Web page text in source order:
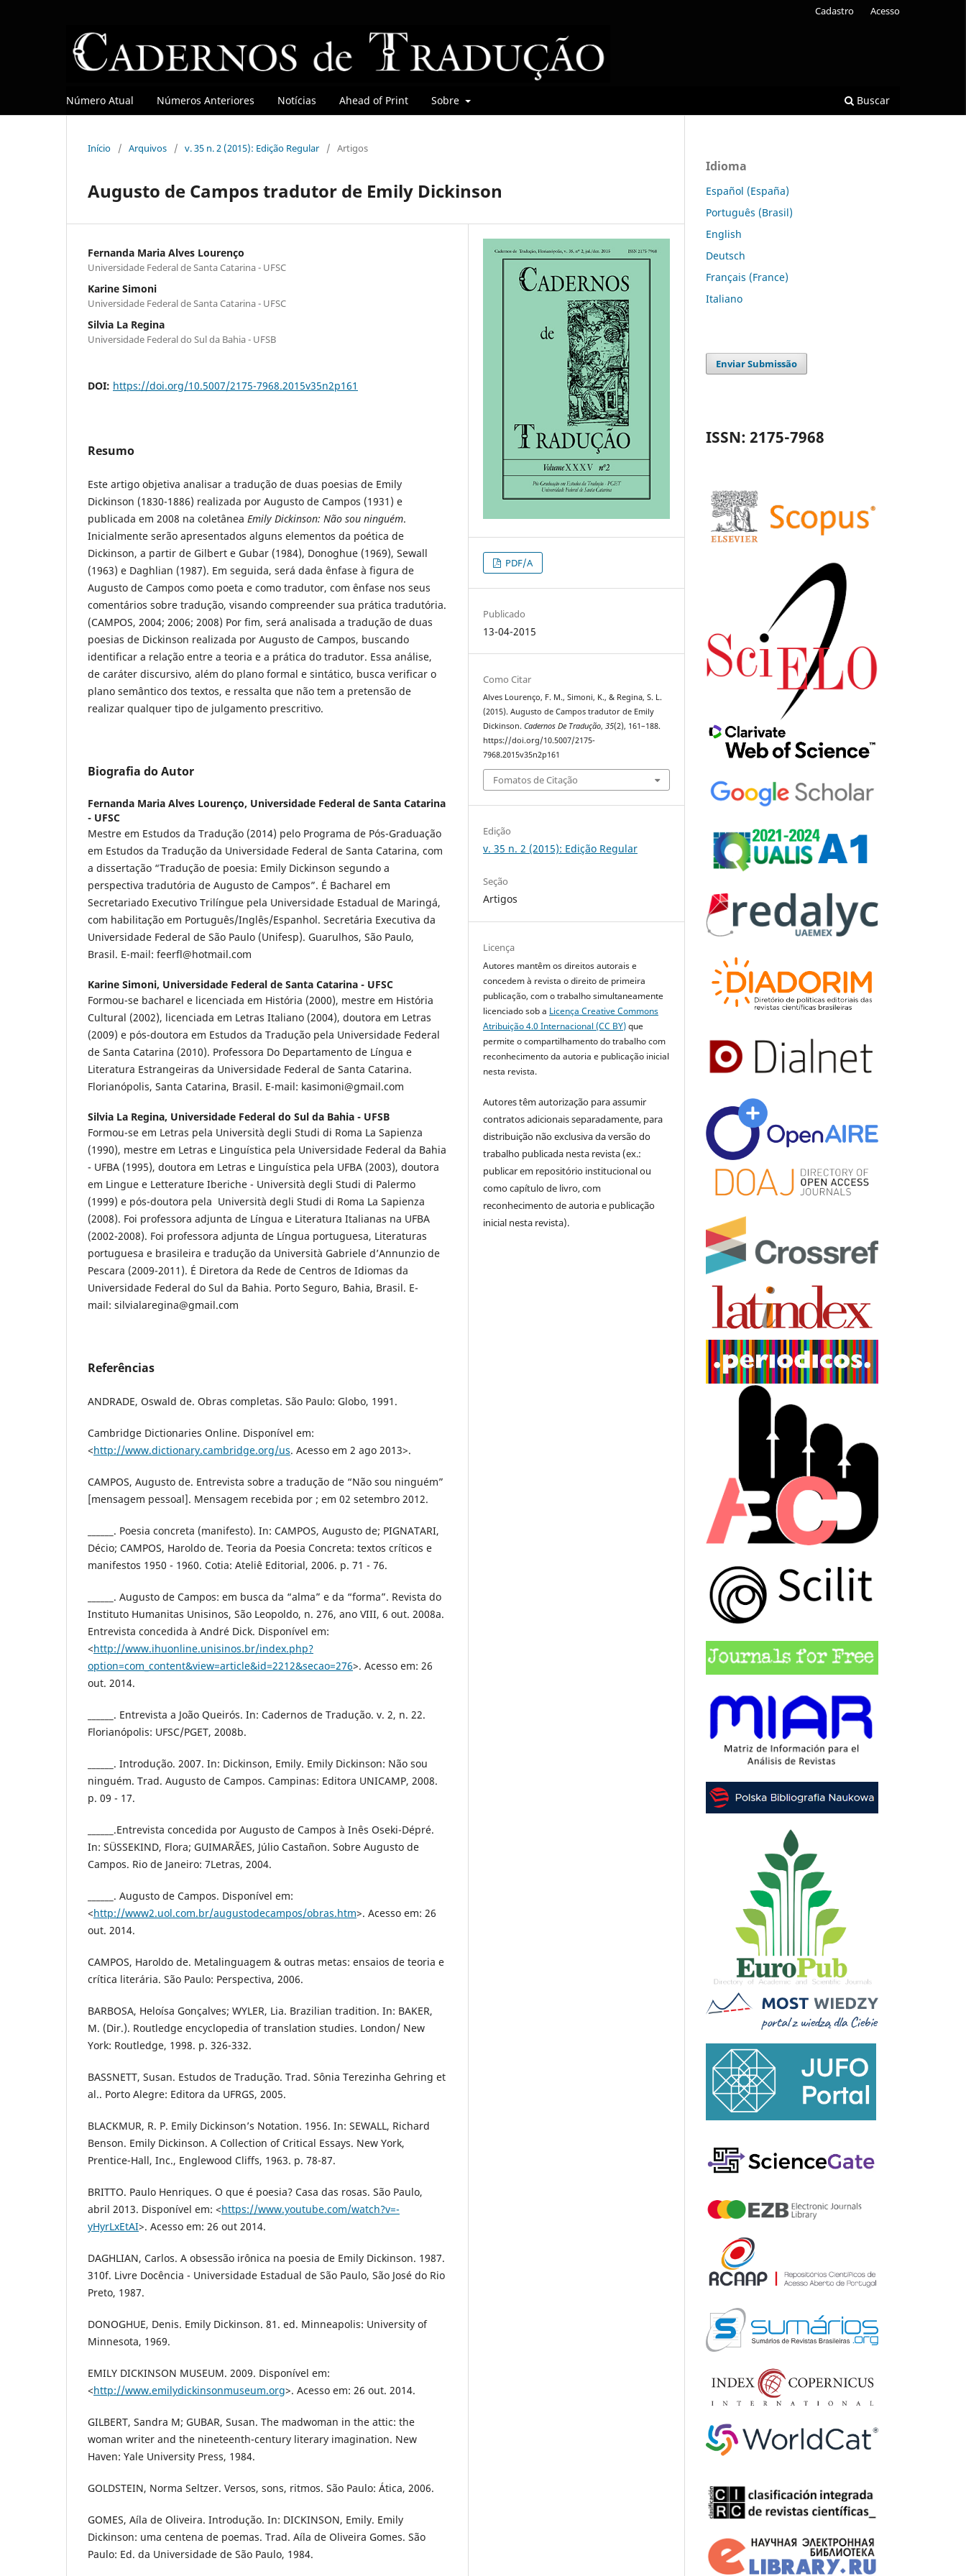
Número Atual Números Anteriores Notícias Ahead of Print Sobre Buscar
Cadastro Acesso
Início / Arquivos / v. 35 n. 2 (2015): Edição Regular / Artigos
Augusto de Campos tradutor de Emily Dickinson
Fernanda Maria Alves Lourenço
Universidade Federal de Santa Catarina - UFSC
Karine Simoni
Universidade Federal de Santa Catarina - UFSC
Silvia La Regina
Universidade Federal do Sul da Bahia - UFSB
DOI: https://doi.org/10.5007/2175-7968.2015v35n2p161
Resumo
Este artigo objetiva analisar a tradução de duas poesias de Emily
Dickinson (1830-1886) realizada por Augusto de Campos (1931) e
publicada em 2008 na coletânea Emily Dickinson: Não sou ninguém.
Inicialmente serão apresentados alguns elementos da poética de
Dickinson, a partir de Gilbert e Gubar (1984), Donoghue (1969), Sewall
(1963) e Daghlian (1987). Em seguida, será dada ênfase à figura de
Augusto de Campos como poeta e como tradutor, com ênfase nos seus
comentários sobre tradução, visando compreender sua prática tradutória.
(CAMPOS, 2004; 2006; 2008) Por fim, será analisada a tradução de duas
poesias de Dickinson realizada por Augusto de Campos, buscando
identificar a relação entre a teoria e a prática do tradutor. Essa análise,
de caráter discursivo, além do plano formal e sintático, busca verificar o
plano semântico dos textos, e ressalta que não tem a pretensão de
realizar qualquer tipo de julgamento prescritivo.
Biografia do Autor
Fernanda Maria Alves Lourenço, Universidade Federal de Santa Catarina
- UFSC
Mestre em Estudos da Tradução (2014) pelo Programa de Pós-Graduação
em Estudos da Tradução da Universidade Federal de Santa Catarina, com
a dissertação “Tradução de poesia: Emily Dickinson segundo a
perspectiva tradutória de Augusto de Campos”. É Bacharel em
Secretariado Executivo Trilíngue pela Universidade Estadual de Maringá,
com habilitação em Português/Inglês/Espanhol. Secretária Executiva da
Universidade Federal de São Paulo (Unifesp). Guarulhos, São Paulo,
Brasil. E-mail: feerfl@hotmail.com
Karine Simoni, Universidade Federal de Santa Catarina - UFSC
Formou-se bacharel e licenciada em História (2000), mestre em História
Cultural (2002), licenciada em Letras Italiano (2004), doutora em Letras
(2009) e pós-doutora em Estudos da Tradução pela Universidade Federal
de Santa Catarina (2010). Professora Do Departamento de Língua e
Literatura Estrangeiras da Universidade Federal de Santa Catarina.
Florianópolis, Santa Catarina, Brasil. E-mail: kasimoni@gmail.com
Silvia La Regina, Universidade Federal do Sul da Bahia - UFSB
Formou-se em Letras pela Università degli Studi di Roma La Sapienza
(1990), mestre em Letras e Linguística pela Universidade Federal da Bahia
- UFBA (1995), doutora em Letras e Linguística pela UFBA (2003), doutora
em Lingue e Letterature Iberiche - Università degli Studi di Palermo
(1999) e pós-doutora pela Università degli Studi di Roma La Sapienza
(2008). Foi professora adjunta de Língua e Literatura Italianas na UFBA
(2002-2008). Foi professora adjunta de Língua portuguesa, Literaturas
portuguesa e brasileira e tradução da Università Gabriele d’Annunzio de
Pescara (2009-2011). É Diretora da Rede de Centros de Idiomas da
Universidade Federal do Sul da Bahia. Porto Seguro, Bahia, Brasil. E-
mail: silvialaregina@gmail.com
Referências
ANDRADE, Oswald de. Obras completas. São Paulo: Globo, 1991.
Cambridge Dictionaries Online. Disponível em:
<http://www.dictionary.cambridge.org/us. Acesso em 2 ago 2013>.
CAMPOS, Augusto de. Entrevista sobre a tradução de “Não sou ninguém”
[mensagem pessoal]. Mensagem recebida por ; em 02 setembro 2012.
______. Poesia concreta (manifesto). In: CAMPOS, Augusto de; PIGNATARI,
Décio; CAMPOS, Haroldo de. Teoria da Poesia Concreta: textos críticos e
manifestos 1950 - 1960. Cotia: Ateliê Editorial, 2006. p. 71 - 76.
______. Augusto de Campos: em busca da “alma” e da “forma”. Revista do
Instituto Humanitas Unisinos, São Leopoldo, n. 276, ano VIII, 6 out. 2008a.
Entrevista concedida à André Dick. Disponível em:
<http://www.ihuonline.unisinos.br/index.php?
option=com_content&view=article&id=2212&secao=276>. Acesso em: 26
out. 2014.
______. Entrevista a João Queirós. In: Cadernos de Tradução. v. 2, n. 22.
Florianópolis: UFSC/PGET, 2008b.
______. Introdução. 2007. In: Dickinson, Emily. Emily Dickinson: Não sou
ninguém. Trad. Augusto de Campos. Campinas: Editora UNICAMP, 2008.
p. 09 - 17.
______.Entrevista concedida por Augusto de Campos à Inês Oseki-Dépré.
In: SÜSSEKIND, Flora; GUIMARÃES, Júlio Castañon. Sobre Augusto de
Campos. Rio de Janeiro: 7Letras, 2004.
______. Augusto de Campos. Disponível em:
<http://www2.uol.com.br/augustodecampos/obras.htm>. Acesso em: 26
out. 2014.
CAMPOS, Haroldo de. Metalinguagem & outras metas: ensaios de teoria e
crítica literária. São Paulo: Perspectiva, 2006.
BARBOSA, Heloísa Gonçalves; WYLER, Lia. Brazilian tradition. In: BAKER,
M. (Dir.). Routledge encyclopedia of translation studies. London/ New
York: Routledge, 1998. p. 326-332.
BASSNETT, Susan. Estudos de Tradução. Trad. Sônia Terezinha Gehring et
al.. Porto Alegre: Editora da UFRGS, 2005.
BLACKMUR, R. P. Emily Dickinson’s Notation. 1956. In: SEWALL, Richard
Benson. Emily Dickinson. A Collection of Critical Essays. New York,
Prentice-Hall, Inc., Englewood Cliffs, 1963. p. 78-87.
BRITTO. Paulo Henriques. O que é poesia? Casa das rosas. São Paulo,
abril 2013. Disponível em: <https://www.youtube.com/watch?v=-
yHyrLxEtAI>. Acesso em: 26 out 2014.
DAGHLIAN, Carlos. A obsessão irônica na poesia de Emily Dickinson. 1987.
310f. Livre Docência - Universidade Estadual de São Paulo, São José do Rio
Preto, 1987.
DONOGHUE, Denis. Emily Dickinson. 81. ed. Minneapolis: University of
Minnesota, 1969.
EMILY DICKINSON MUSEUM. 2009. Disponível em:
<http://www.emilydickinsonmuseum.org>. Acesso em: 26 out. 2014.
GILBERT, Sandra M; GUBAR, Susan. The madwoman in the attic: the
woman writer and the nineteenth-century literary imagination. New
Haven: Yale University Press, 1984.
GOLDSTEIN, Norma Seltzer. Versos, sons, ritmos. São Paulo: Ática, 2006.
GOMES, Aíla de Oliveira. Introdução. In: DICKINSON, Emily. Emily
Dickinson: uma centena de poemas. Trad. Aíla de Oliveira Gomes. São
Paulo: Ed. da Universidade de São Paulo, 1984.
PDF/A
Publicado
13-04-2015
Como Citar
Alves Lourenço, F. M., Simoni, K., & Regina, S. L.
(2015). Augusto de Campos tradutor de Emily
Dickinson.Cadernos De Tradução,35(2), 161–188.
https://doi.org/10.5007/2175-
7968.2015v35n2p161
Fomatos de Citação
Edição
v. 35 n. 2 (2015): Edição Regular
Seção
Artigos
Licença
Autores mantêm os direitos autorais e
concedem à revista o direito de primeira
publicação, com o trabalho simultaneamente
licenciado sob a Licença Creative Commons
Atribuição 4.0 Internacional (CC BY)que
permite o compartilhamento do trabalho com
reconhecimento da autoria e publicação inicial
nesta revista.
Autores têm autorização para assumir
contratos adicionais separadamente, para
distribuição não exclusiva da versão do
trabalho publicada nesta revista (ex.:
publicar em repositório institucional ou
como capítulo de livro, com
reconhecimento de autoria e publicação
inicial nesta revista).
Idioma
Español (España)
Português (Brasil)
English
Deutsch
Français (France)
Italiano
Enviar Submissão
ISSN: 2175-7968